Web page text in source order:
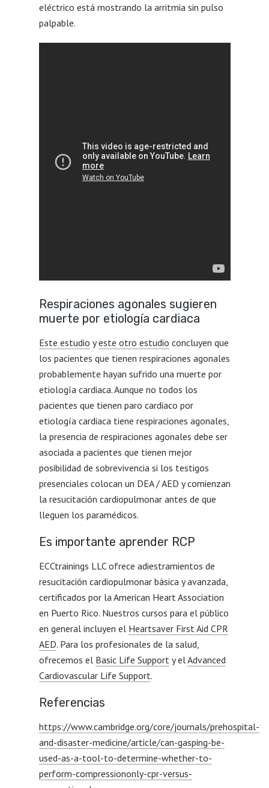
eléctrico está mostrando la arritmia sin pulso
palpable.
Respiraciones agonales sugieren
muerte por etiología cardiaca
Este estudio yeste otro estudio concluyen que
los pacientes que tienen respiraciones agonales
probablemente hayan sufrido una muerte por
etiología cardiaca. Aunque no todos los
pacientes que tienen paro cardiaco por
etiología cardiaca tiene respiraciones agonales,
la presencia de respiraciones agonales debe ser
asociada a pacientes que tienen mejor
posibilidad de sobrevivencia si los testigos
presenciales colocan un DEA / AED y comienzan
la resucitación cardiopulmonar antes de que
lleguen los paramédicos.
Es importante aprender RCP
ECCtrainings LLC ofrece adiestramientos de
resucitación cardiopulmonar básica y avanzada,
certificados por la American Heart Association
en Puerto Rico. Nuestros cursos para el público
en general incluyen el Heartsaver First Aid CPR
AED. Para los profesionales de la salud,
ofrecemos el Basic Life Support y elAdvanced
Cardiovascular Life Support.
Referencias
https://www.cambridge.org/core/journals/prehospital-
and-disaster-medicine/article/can-gasping-be-
used-as-a-tool-to-determine-whether-to-
perform-compressiononly-cpr-versus-